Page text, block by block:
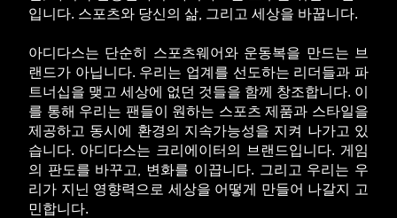
입니다. 스포츠와 당신의 삶, 그리고 세상을 바꿉니다.
아디다스는 단순히 스포츠웨어와 운동복을 만드는 브
랜드가 아닙니다. 우리는 업계를 선도하는 리더들과 파
트너십을 맺고 세상에 없던 것들을 함께 창조합니다. 이
를 통해 우리는 팬들이 원하는 스포츠 제품과 스타일을
제공하고 동시에 환경의 지속가능성을 지켜 나가고 있
습니다. 아디다스는 크리에이터의 브랜드입니다. 게임
의 판도를 바꾸고, 변화를 이끕니다. 그리고 우리는 우
리가 지닌 영향력으로 세상을 어떻게 만들어 나갈지 고
민합니다.